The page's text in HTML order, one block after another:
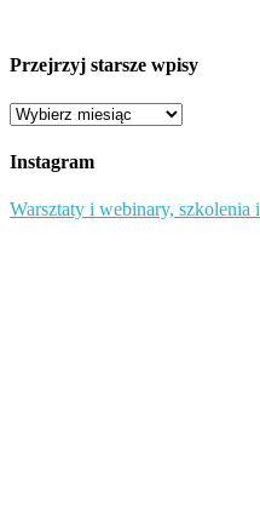
Przejrzyj starsze wpisy
Przejrzyj
wpisy
Instagram
Warsztaty i webinary, szkolenia